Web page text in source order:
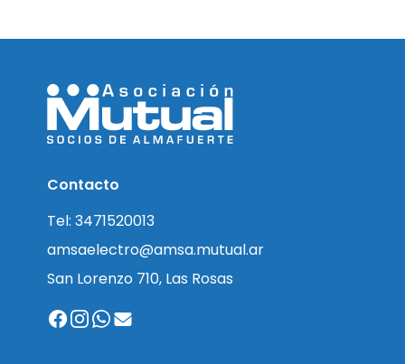
Contacto
Tel: 3471520013
amsaelectro@amsa.mutual.ar
San Lorenzo 710, Las Rosas